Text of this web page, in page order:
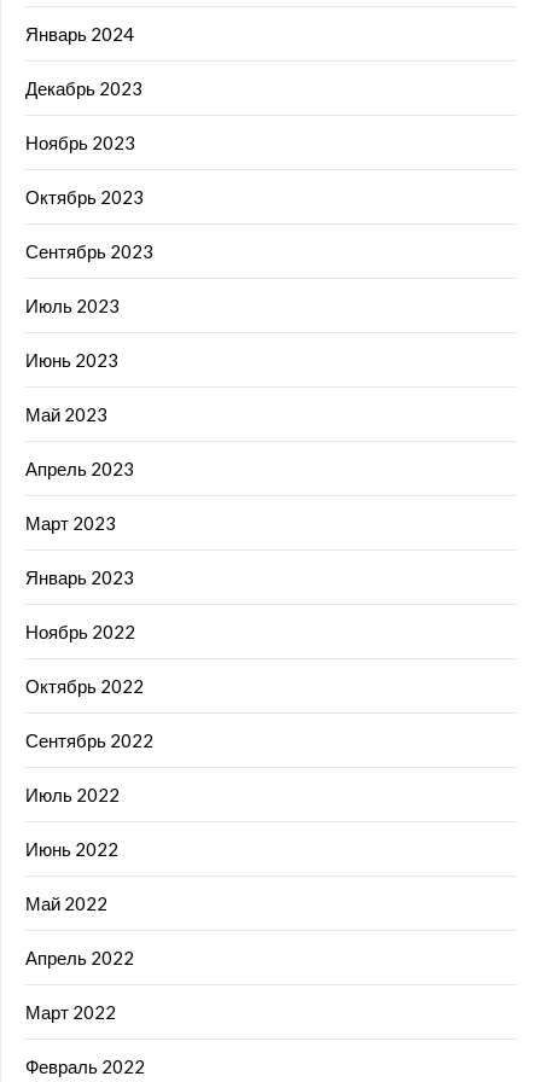
Январь 2024
Декабрь 2023
Ноябрь 2023
Октябрь 2023
Сентябрь 2023
Июль 2023
Июнь 2023
Май 2023
Апрель 2023
Март 2023
Январь 2023
Ноябрь 2022
Октябрь 2022
Сентябрь 2022
Июль 2022
Июнь 2022
Май 2022
Апрель 2022
Март 2022
Февраль 2022